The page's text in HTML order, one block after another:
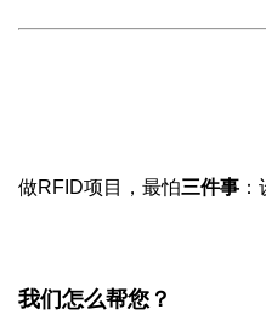
做RFID项目，最怕三件事
我们怎么帮您？